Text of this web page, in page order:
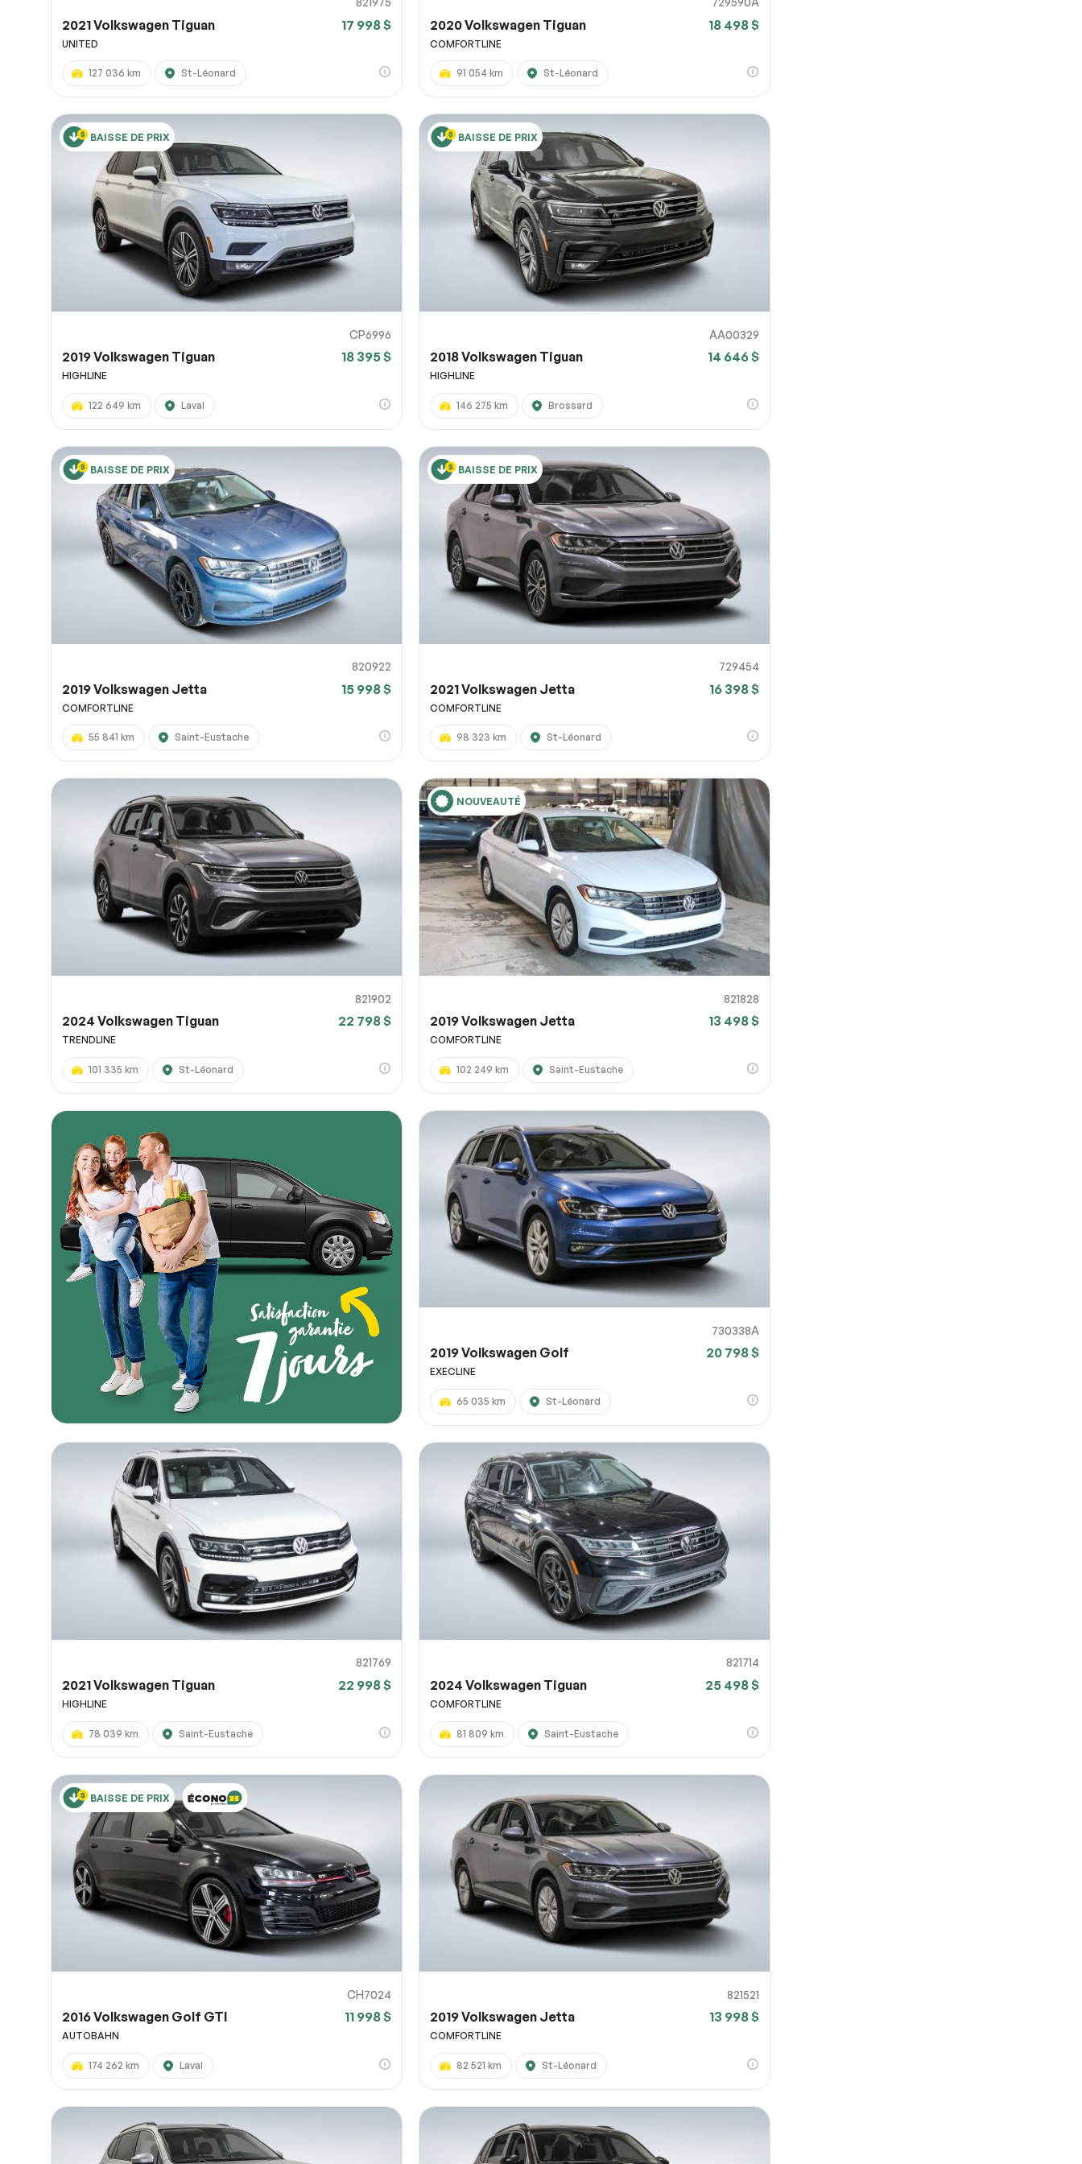
2021 Volkswagen Tiguan 17 998 $
UNITED
127 036 km St-Léonard
2020 Volkswagen Tiguan 18 498 $
COMFORTLINE
91 054 km St-Léonard
BAISSE DE PRIX
CP6996
2019 Volkswagen Tiguan 18 395 $
HIGHLINE
122 649 km Laval
BAISSE DE PRIX
AA00329
2018 Volkswagen Tiguan 14 646 $
HIGHLINE
146 275 km Brossard
BAISSE DE PRIX
820922
2019 Volkswagen Jetta 15 998 $
COMFORTLINE
55 841 km Saint-Eustache
BAISSE DE PRIX
729454
2021 Volkswagen Jetta 16 398 $
COMFORTLINE
98 323 km St-Léonard
821902
2024 Volkswagen Tiguan 22 798 $
TRENDLINE
101 335 km St-Léonard
NOUVEAUTÉ
821828
2019 Volkswagen Jetta 13 498 $
COMFORTLINE
102 249 km Saint-Eustache
730338A
2019 Volkswagen Golf 20 798 $
EXECLINE
65 035 km St-Léonard
821769
2021 Volkswagen Tiguan 22 998 $
HIGHLINE
78 039 km Saint-Eustache
821714
2024 Volkswagen Tiguan 25 498 $
COMFORTLINE
81 809 km Saint-Eustache
BAISSE DE PRIX
CH7024
2016 Volkswagen Golf GTI 11 998 $
AUTOBAHN
174 262 km Laval
821521
2019 Volkswagen Jetta 13 998 $
COMFORTLINE
82 521 km St-Léonard